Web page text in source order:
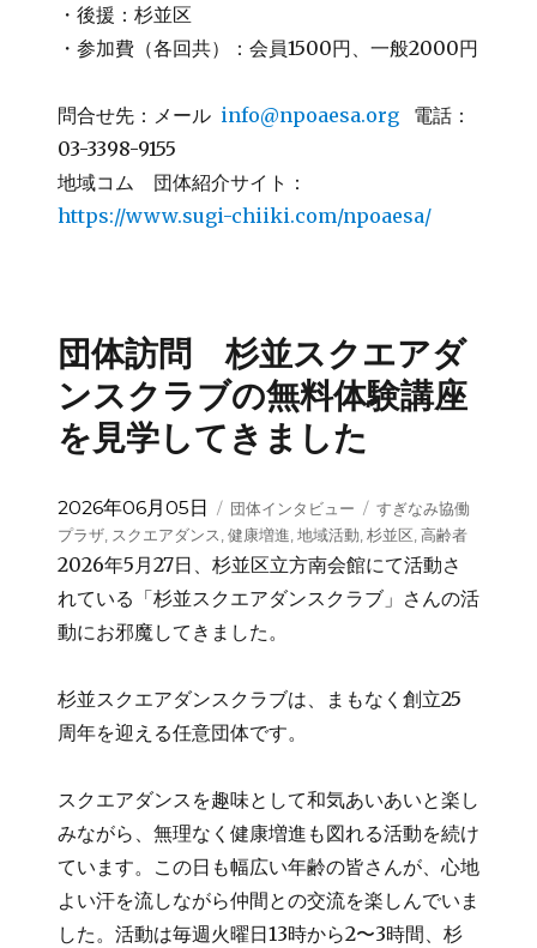
・後援：杉並区
・参加費（各回共）：会員1500円、一般2000円
問合せ先：メール info@npoaesa.org電話：
03-3398-9155
地域コム 団体紹介サイト：
https://www.sugi-chiiki.com/npoaesa/
団体訪問 杉並スクエアダ
ンスクラブの無料体験講座
を見学してきました
投
稿
日:
2026年06月05日
カ
テ
ゴ
リ
ー
団体インタビュー
タ
グ
すぎなみ協働
プラザ, スクエアダンス,健康増進,地域活動,杉並区,高齢者
2026年5月27日、杉並区立方南会館にて活動さ
れている「杉並スクエアダンスクラブ」さんの活
動にお邪魔してきました。
杉並スクエアダンスクラブは、まもなく創立25
周年を迎える任意団体です。
スクエアダンスを趣味として和気あいあいと楽し
みながら、無理なく健康増進も図れる活動を続け
ています。この日も幅広い年齢の皆さんが、心地
よい汗を流しながら仲間との交流を楽しんでいま
した。活動は毎週火曜日13時から2〜3時間、杉